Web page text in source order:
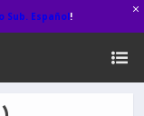
Sub. Español!